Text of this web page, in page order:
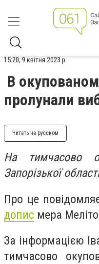
15:20, 9 квітня 2023 р.
В
пролунали
Читать на русском
На тимчасово
Запорізької
Про це
допис мера
За інформацією
тимчасово